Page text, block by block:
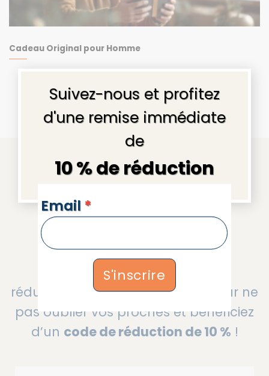
Suivez-nous et profitez
d'une remise immédiate
de
10 % de réduction
NEWSLETTERS
Email *
S'inscrire
Cadeau Original pour Homme
Rejoignez 30 000
Recevez nos nouveautés, les
réductions avant chaque fête pour ne
pas oublier vos proches et bénéficiez
d’un code de réduction de 10 % !